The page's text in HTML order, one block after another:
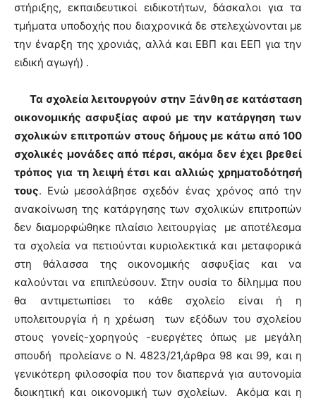
στήριξης, εκπαιδευτικοί ειδικοτήτων, δάσκαλοι για τα
τμήματα υποδοχής που διαχρονικά δε στελεχώνονται με
την έναρξη της χρονιάς, αλλά και ΕΒΠ και ΕΕΠ για την
ειδική αγωγή) .
Τα σχολεία λειτουργούν στην Ξάνθη σε κατάσταση
οικονομικής ασφυξίας αφού με την κατάργηση των
σχολικών επιτροπών στους δήμους με κάτω από 100
σχολικές μονάδες από πέρσι, ακόμα δεν έχει βρεθεί
τρόπος για τη λειψή έτσι και αλλιώς χρηματοδότησή
τους. Ενώ μεσολάβησε σχεδόν ένας χρόνος από την
ανακοίνωση της κατάργησης των σχολικών επιτροπών
δεν διαμορφώθηκε πλαίσιο λειτουργίας με αποτέλεσμα
τα σχολεία να πετιούνται κυριολεκτικά και μεταφορικά
στη θάλασσα της οικονομικής ασφυξίας και να
καλούνται να επιπλεύσουν. Στην ουσία το δίλημμα που
θα αντιμετωπίσει το κάθε σχολείο είναι ή η
υπολειτουργία ή η χρέωση των εξόδων του σχολείου
στους γονείς-χορηγούς -ευεργέτες όπως με μεγάλη
σπουδή προλείανε ο Ν. 4823/21,άρθρα 98 και 99, και η
γενικότερη φιλοσοφία που τον διαπερνά για αυτονομία
διοικητική και οικονομική των σχολείων. Ακόμα και η